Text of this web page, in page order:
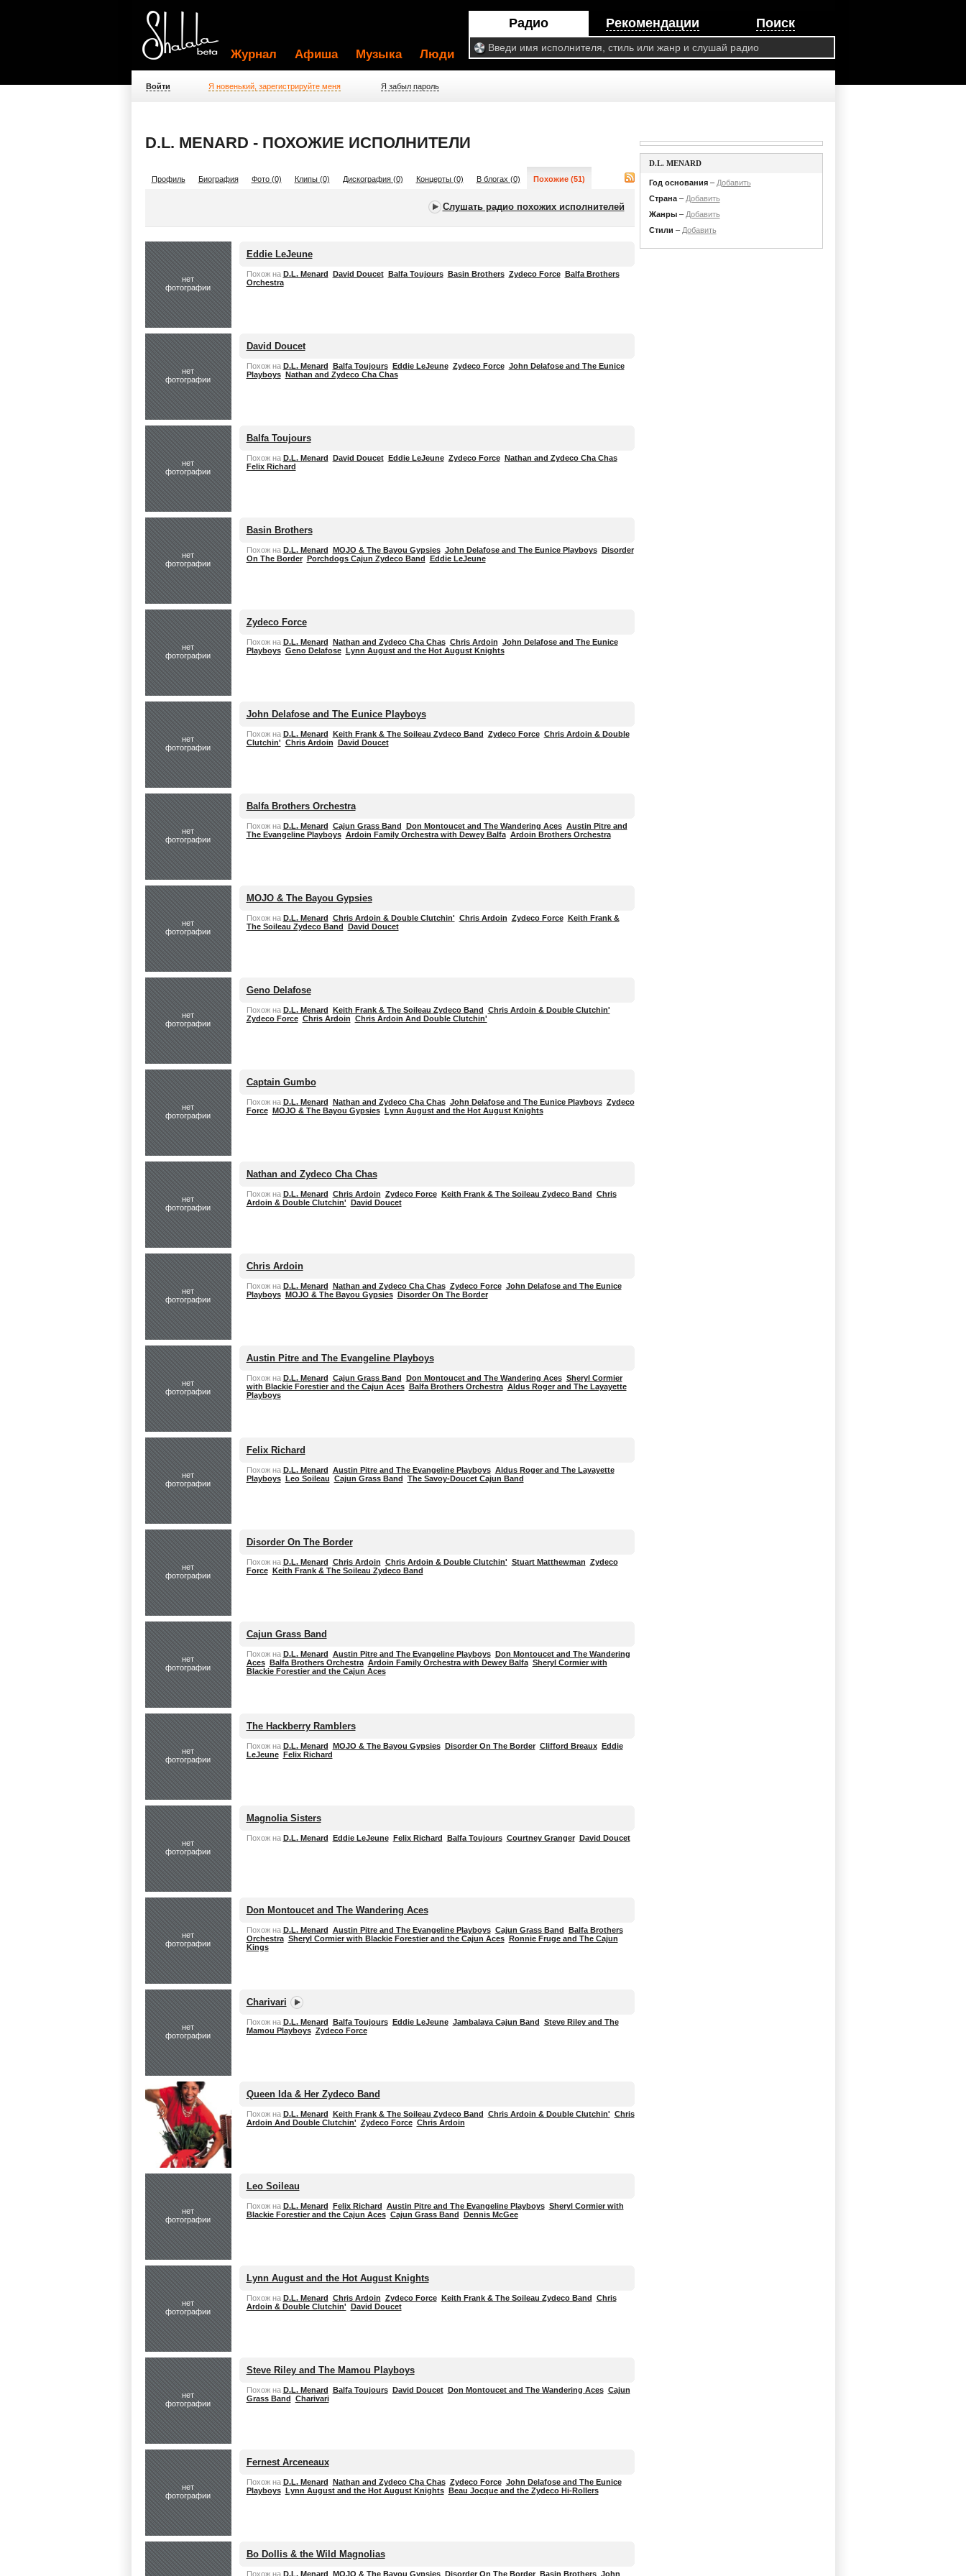
Радио Рекомендации Поиск
Журнал Афиша Музыка Люди
Войти Я новенький, зарегистрируйте меня Я забыл пароль
D.L. MENARD - ПОХОЖИЕ ИСПОЛНИТЕЛИ
Профиль Биография Фото (0) Клипы (0) Дискография (0) Концерты (0) В блогах (0) Похожие (51)
Слушать радио похожих исполнителей
нет
фотографии
Eddie LeJeune
Похож на D.L. Menard David Doucet Balfa Toujours Basin Brothers Zydeco Force Balfa Brothers
Orchestra
нет
фотографии
David Doucet
Похож на D.L. Menard Balfa Toujours Eddie LeJeune Zydeco Force John Delafose and The Eunice
Playboys Nathan and Zydeco Cha Chas
нет
фотографии
Balfa Toujours
Похож на D.L. Menard David Doucet Eddie LeJeune Zydeco Force Nathan and Zydeco Cha Chas
Felix Richard
нет
фотографии
Basin Brothers
Похож на D.L. Menard MOJO & The Bayou Gypsies John Delafose and The Eunice Playboys Disorder
On The Border Porchdogs Cajun Zydeco Band Eddie LeJeune
нет
фотографии
Zydeco Force
Похож на D.L. Menard Nathan and Zydeco Cha Chas Chris Ardoin John Delafose and The Eunice
Playboys Geno Delafose Lynn August and the Hot August Knights
нет
фотографии
John Delafose and The Eunice Playboys
Похож на D.L. Menard Keith Frank & The Soileau Zydeco Band Zydeco Force Chris Ardoin & Double
Clutchin' Chris Ardoin David Doucet
нет
фотографии
Balfa Brothers Orchestra
Похож на D.L. Menard Cajun Grass Band Don Montoucet and The Wandering Aces Austin Pitre and
The Evangeline Playboys Ardoin Family Orchestra with Dewey Balfa Ardoin Brothers Orchestra
нет
фотографии
MOJO & The Bayou Gypsies
Похож на D.L. Menard Chris Ardoin & Double Clutchin' Chris Ardoin Zydeco Force Keith Frank &
The Soileau Zydeco Band David Doucet
нет
фотографии
Geno Delafose
Похож на D.L. Menard Keith Frank & The Soileau Zydeco Band Chris Ardoin & Double Clutchin'
Zydeco Force Chris Ardoin Chris Ardoin And Double Clutchin'
нет
фотографии
Captain Gumbo
Похож на D.L. Menard Nathan and Zydeco Cha Chas John Delafose and The Eunice Playboys Zydeco
Force MOJO & The Bayou Gypsies Lynn August and the Hot August Knights
нет
фотографии
Nathan and Zydeco Cha Chas
Похож на D.L. Menard Chris Ardoin Zydeco Force Keith Frank & The Soileau Zydeco Band Chris
Ardoin & Double Clutchin' David Doucet
нет
фотографии
Chris Ardoin
Похож на D.L. Menard Nathan and Zydeco Cha Chas Zydeco Force John Delafose and The Eunice
Playboys MOJO & The Bayou Gypsies Disorder On The Border
нет
фотографии
Austin Pitre and The Evangeline Playboys
Похож на D.L. Menard Cajun Grass Band Don Montoucet and The Wandering Aces Sheryl Cormier
with Blackie Forestier and the Cajun Aces Balfa Brothers Orchestra Aldus Roger and The Layayette
Playboys
нет
фотографии
Felix Richard
Похож на D.L. Menard Austin Pitre and The Evangeline Playboys Aldus Roger and The Layayette
Playboys Leo Soileau Cajun Grass Band The Savoy-Doucet Cajun Band
нет
фотографии
Disorder On The Border
Похож на D.L. Menard Chris Ardoin Chris Ardoin & Double Clutchin' Stuart Matthewman Zydeco
Force Keith Frank & The Soileau Zydeco Band
нет
фотографии
Cajun Grass Band
Похож на D.L. Menard Austin Pitre and The Evangeline Playboys Don Montoucet and The Wandering
Aces Balfa Brothers Orchestra Ardoin Family Orchestra with Dewey Balfa Sheryl Cormier with
Blackie Forestier and the Cajun Aces
нет
фотографии
The Hackberry Ramblers
Похож на D.L. Menard MOJO & The Bayou Gypsies Disorder On The Border Clifford Breaux Eddie
LeJeune Felix Richard
нет
фотографии
Magnolia Sisters
Похож на D.L. Menard Eddie LeJeune Felix Richard Balfa Toujours Courtney Granger David Doucet
нет
фотографии
Don Montoucet and The Wandering Aces
Похож на D.L. Menard Austin Pitre and The Evangeline Playboys Cajun Grass Band Balfa Brothers
Orchestra Sheryl Cormier with Blackie Forestier and the Cajun Aces Ronnie Fruge and The Cajun
Kings
нет
фотографии
Charivari
Похож на D.L. Menard Balfa Toujours Eddie LeJeune Jambalaya Cajun Band Steve Riley and The
Mamou Playboys Zydeco Force
Queen Ida & Her Zydeco Band
Похож на D.L. Menard Keith Frank & The Soileau Zydeco Band Chris Ardoin & Double Clutchin' Chris
Ardoin And Double Clutchin' Zydeco Force Chris Ardoin
нет
фотографии
Leo Soileau
Похож на D.L. Menard Felix Richard Austin Pitre and The Evangeline Playboys Sheryl Cormier with
Blackie Forestier and the Cajun Aces Cajun Grass Band Dennis McGee
нет
фотографии
Lynn August and the Hot August Knights
Похож на D.L. Menard Chris Ardoin Zydeco Force Keith Frank & The Soileau Zydeco Band Chris
Ardoin & Double Clutchin' David Doucet
нет
фотографии
Steve Riley and The Mamou Playboys
Похож на D.L. Menard Balfa Toujours David Doucet Don Montoucet and The Wandering Aces Cajun
Grass Band Charivari
нет
фотографии
Fernest Arceneaux
Похож на D.L. Menard Nathan and Zydeco Cha Chas Zydeco Force John Delafose and The Eunice
Playboys Lynn August and the Hot August Knights Beau Jocque and the Zydeco Hi-Rollers
Bo Dollis & the Wild Magnolias
Похож на D.L. Menard MOJO & The Bayou Gypsies Disorder On The Border Basin Brothers John
D.L. MENARD
Год основания– Добавить
Страна– Добавить
Жанры– Добавить
Стили – Добавить